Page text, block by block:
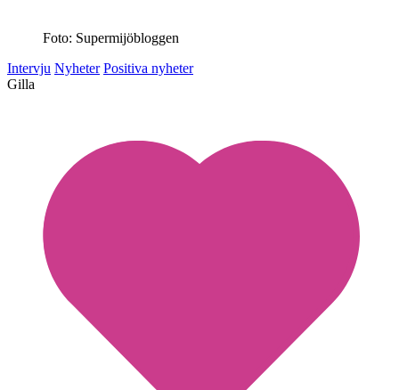
Foto: Supermijöbloggen
Intervju Nyheter Positiva nyheter
Gilla